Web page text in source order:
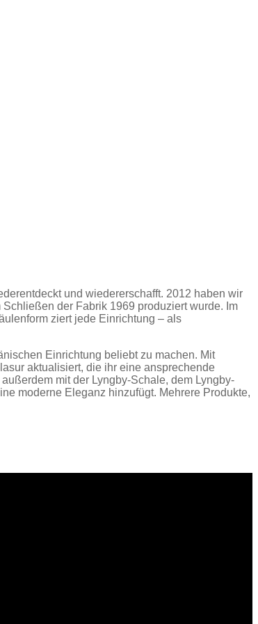
und wiedererschafft. 2012 haben wir
der Fabrik 1969 produziert wurde. Im
ziert jede Einrichtung – als
Einrichtung beliebt zu machen. Mit
aktualisiert, die ihr eine ansprechende
mit der Lyngby-Schale, dem Lyngby-
moderne Eleganz hinzufügt. Mehrere Produkte,